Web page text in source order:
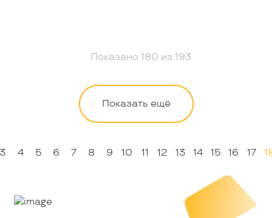
Показано 180 из 193
Показать ещё
3 4 5 6 7 8 9 10 11 12 13 14 15 16 17